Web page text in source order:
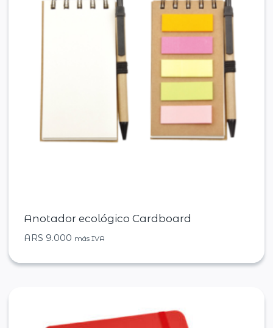
Anotador ecológico Cardboard
ARS 9.000 más IVA